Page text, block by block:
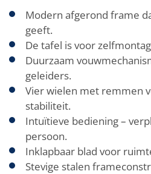
Modern afgerond frame
geeft.
De tafel is voor
Duurzaam
geleiders.
Vier wielen met remmen
stabiliteit.
Intuïtieve bediening –
persoon.
Inklapbaar blad voor
Stevige stalen